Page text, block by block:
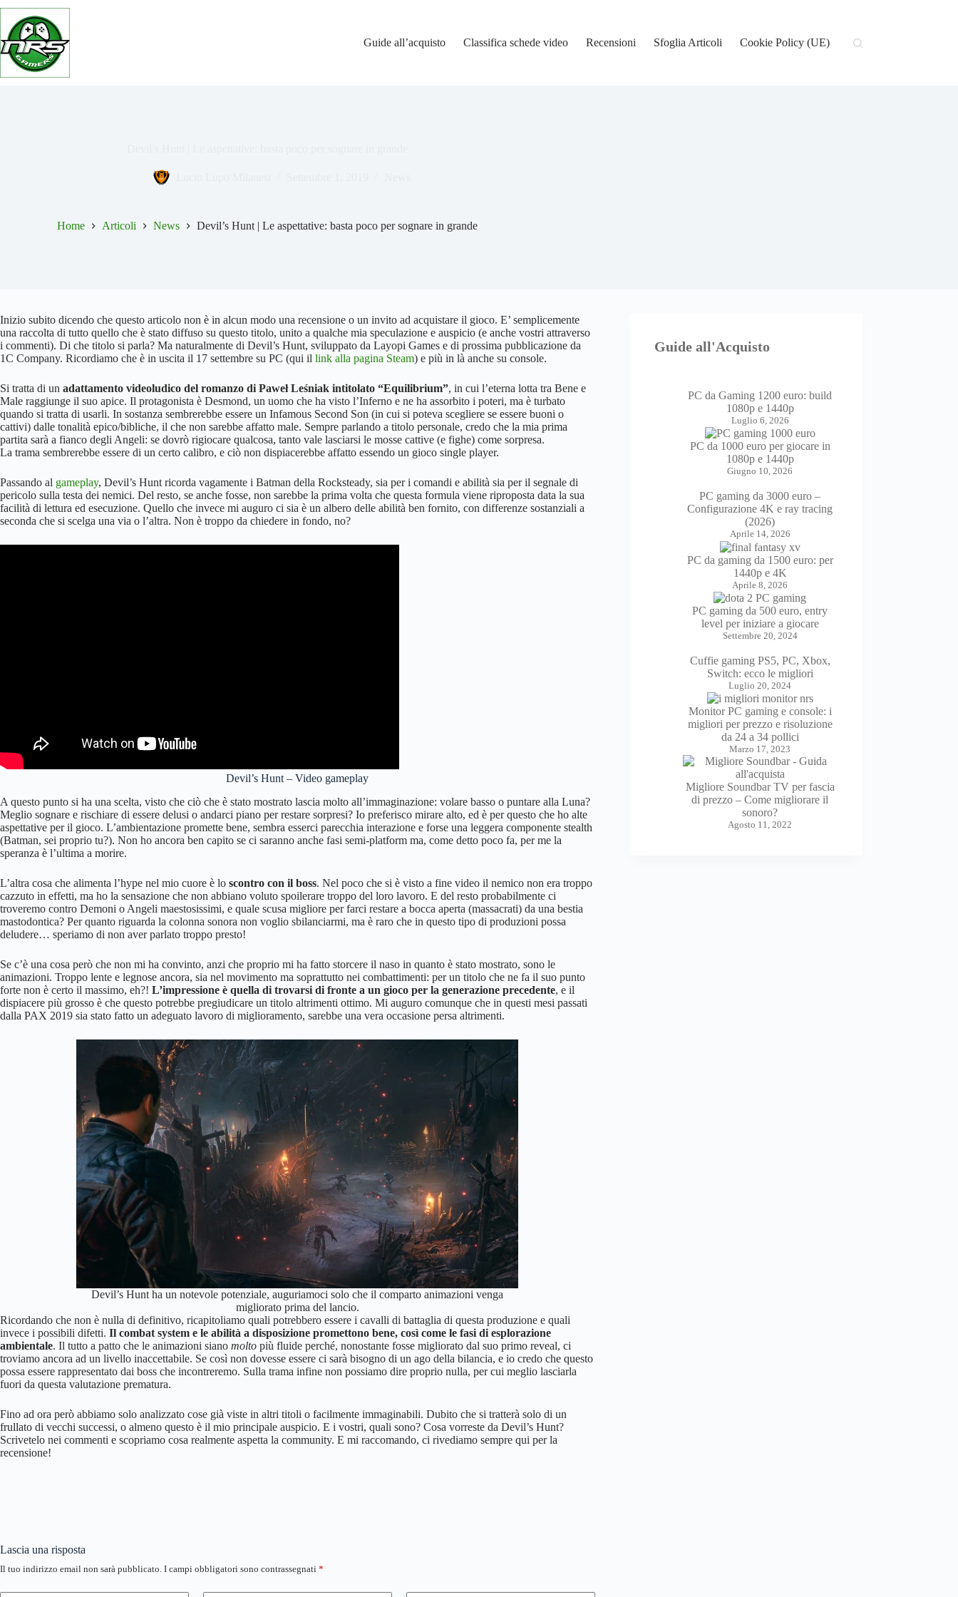
Salta
contenuto
Guide all’acquisto
Classifica schede video Recensioni Sfoglia Articoli Cookie Policy (UE)
Home Articoli News Devil’s Hunt | Le aspettative: basta poco per sognare in grande
Inizio subito dicendo che questo articolo non è in alcun modo una recensione o un invito ad acquistare il gioco. E’ semplicemente
una raccolta di tutto quello che è stato diffuso su questo titolo, unito a qualche mia speculazione e auspicio (e anche vostri attraverso
i commenti). Di che titolo si parla? Ma naturalmente di Devil’s Hunt, sviluppato da Layopi Games e di prossima pubblicazione da
1C Company. Ricordiamo che è in uscita il 17 settembre su PC (qui il link alla pagina Steam) e più in là anche su console.
Si tratta di un adattamento videoludico del romanzo di Paweł Leśniak intitolato “Equilibrium”, in cui l’eterna lotta tra Bene e
Male raggiunge il suo apice. Il protagonista è Desmond, un uomo che ha visto l’Inferno e ne ha assorbito i poteri, ma è turbato
quando si tratta di usarli. In sostanza sembrerebbe essere un Infamous Second Son (in cui si poteva scegliere se essere buoni o
cattivi) dalle tonalità epico/bibliche, il che non sarebbe affatto male. Sempre parlando a titolo personale, credo che la mia prima
partita sarà a fianco degli Angeli: se dovrò rigiocare qualcosa, tanto vale lasciarsi le mosse cattive (e fighe) come sorpresa.
La trama sembrerebbe essere di un certo calibro, e ciò non dispiacerebbe affatto essendo un gioco single player.
Passando al gameplay, Devil’s Hunt ricorda vagamente i Batman della Rocksteady, sia per i comandi e abilità sia per il segnale di
pericolo sulla testa dei nemici. Del resto, se anche fosse, non sarebbe la prima volta che questa formula viene riproposta data la sua
facilità di lettura ed esecuzione. Quello che invece mi auguro ci sia è un albero delle abilità ben fornito, con differenze sostanziali a
seconda che si scelga una via o l’altra. Non è troppo da chiedere in fondo, no?
Devil’s Hunt – Video gameplay
A questo punto si ha una scelta, visto che ciò che è stato mostrato lascia molto all’immaginazione: volare basso o puntare alla Luna?
Meglio sognare e rischiare di essere delusi o andarci piano per restare sorpresi? Io preferisco mirare alto, ed è per questo che ho alte
aspettative per il gioco. L’ambientazione promette bene, sembra esserci parecchia interazione e forse una leggera componente stealth
(Batman, sei proprio tu?). Non ho ancora ben capito se ci saranno anche fasi semi-platform ma, come detto poco fa, per me la
speranza è l’ultima a morire.
L’altra cosa che alimenta l’hype nel mio cuore è lo scontro con il boss. Nel poco che si è visto a fine video il nemico non era troppo
cazzuto in effetti, ma ho la sensazione che non abbiano voluto spoilerare troppo del loro lavoro. E del resto probabilmente ci
troveremo contro Demoni o Angeli maestosissimi, e quale scusa migliore per farci restare a bocca aperta (massacrati) da una bestia
mastodontica? Per quanto riguarda la colonna sonora non voglio sbilanciarmi, ma è raro che in questo tipo di produzioni possa
deludere… speriamo di non aver parlato troppo presto!
Se c’è una cosa però che non mi ha convinto, anzi che proprio mi ha fatto storcere il naso in quanto è stato mostrato, sono le
animazioni. Troppo lente e legnose ancora, sia nel movimento ma soprattutto nei combattimenti: per un titolo che ne fa il suo punto
forte non è certo il massimo, eh?! L’impressione è quella di trovarsi di fronte a un gioco per la generazione precedente, e il
dispiacere più grosso è che questo potrebbe pregiudicare un titolo altrimenti ottimo. Mi auguro comunque che in questi mesi passati
dalla PAX 2019 sia stato fatto un adeguato lavoro di miglioramento, sarebbe una vera occasione persa altrimenti.
Devil’s Hunt ha un notevole potenziale, auguriamoci solo che il comparto animazioni venga
migliorato prima del lancio.
Ricordando che non è nulla di definitivo, ricapitoliamo quali potrebbero essere i cavalli di battaglia di questa produzione e quali
invece i possibili difetti. Il combat system e le abilità a disposizione promettono bene, così come le fasi di esplorazione
ambientale. Il tutto a patto che le animazioni siano molto più fluide perché, nonostante fosse migliorato dal suo primo reveal, ci
troviamo ancora ad un livello inaccettabile. Se così non dovesse essere ci sarà bisogno di un ago della bilancia, e io credo che questo
possa essere rappresentato dai boss che incontreremo. Sulla trama infine non possiamo dire proprio nulla, per cui meglio lasciarla
fuori da questa valutazione prematura.
Fino ad ora però abbiamo solo analizzato cose già viste in altri titoli o facilmente immaginabili. Dubito che si tratterà solo di un
frullato di vecchi successi, o almeno questo è il mio principale auspicio. E i vostri, quali sono? Cosa vorreste da Devil’s Hunt?
Scrivetelo nei commenti e scopriamo cosa realmente aspetta la community. E mi raccomando, ci rivediamo sempre qui per la
recensione!
Guide all'Acquisto
PC da Gaming 1200 euro: build
1080p e 1440p
Luglio 6, 2026
PC da 1000 euro per giocare in
1080p e 1440p
Giugno 10, 2026
PC gaming da 3000 euro –
Configurazione 4K e ray tracing
(2026)
Aprile 14, 2026
PC da gaming da 1500 euro: per
1440p e 4K
Aprile 8, 2026
PC gaming da 500 euro, entry
level per iniziare a giocare
Settembre 20, 2024
Cuffie gaming PS5, PC, Xbox,
Switch: ecco le migliori
Luglio 20, 2024
Monitor PC gaming e console: i
migliori per prezzo e risoluzione
da 24 a 34 pollici
Marzo 17, 2023
Migliore Soundbar TV per fascia
di prezzo – Come migliorare il
sonoro?
Agosto 11, 2022
Lascia una risposta
Il tuo indirizzo email non sarà pubblicato. I campi obbligatori sono contrassegnati *